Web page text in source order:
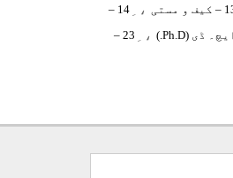
و مستی ، ِ
14 –
، ِ
23 –